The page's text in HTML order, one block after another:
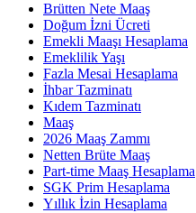
Brütten Nete Maaş
Doğum İzni Ücreti
Emekli Maaşı Hesaplama
Emeklilik Yaşı
Fazla Mesai Hesaplama
İhbar Tazminatı
Kıdem Tazminatı
Maaş
2026 Maaş Zammı
Netten Brüte Maaş
Part-time Maaş Hesaplama
SGK Prim Hesaplama
Yıllık İzin Hesaplama